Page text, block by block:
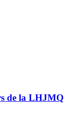
de la LHJMQ